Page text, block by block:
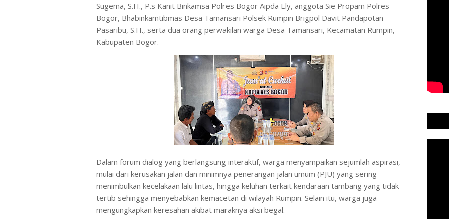
Sugema, S.H., P.s Kanit Binkamsa Polres Bogor Aipda Ely, anggota Sie Propam Polres
Bogor, Bhabinkamtibmas Desa Tamansari Polsek Rumpin Brigpol Davit Pandapotan
Pasaribu, S.H., serta dua orang perwakilan warga Desa Tamansari, Kecamatan Rumpin,
Kabupaten Bogor.
Dalam forum dialog yang berlangsung interaktif, warga menyampaikan sejumlah aspirasi,
mulai dari kerusakan jalan dan minimnya penerangan jalan umum (PJU) yang sering
menimbulkan kecelakaan lalu lintas, hingga keluhan terkait kendaraan tambang yang tidak
tertib sehingga menyebabkan kemacetan di wilayah Rumpin. Selain itu, warga juga
mengungkapkan keresahan akibat maraknya aksi begal.